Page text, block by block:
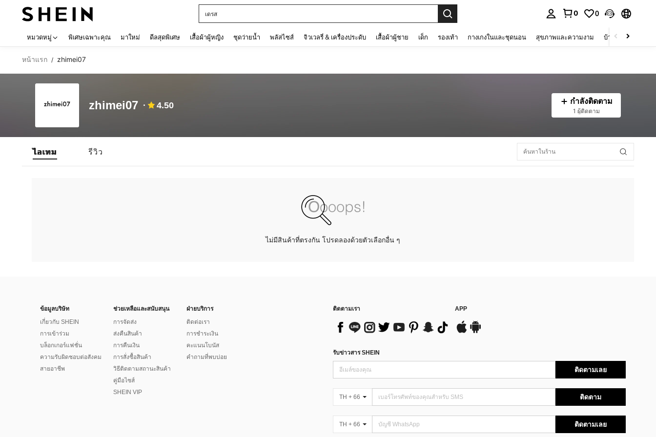
เดรส
0 0
หมวดหมู่ พิเศษเฉพาะคุณ มาใหม่ ดีลสุดพิเศษ เสื้อผ้าผู้หญิง ชุดว่ายน้ำ พลัสไซส์ จิวเวลรี่ & เครื่องประดับ เสื้อผ้าผู้ชาย เด็ก รองเท้า กางเกงในและชุดนอน สุขภาพและความงาม บ้านและที่อยู่อาศัย
หน้าแรก / zhimei07
zhimei07 4.50 กำลังติดตาม
1 ผู้ติดตาม
ไอเทม รีวิว
ไม่มีสินค้าที่ตรงกัน โปรดลองด้วยตัวเลือกอื่น ๆ
ข้อมูลบริษัท
เกี่ยวกับ SHEIN
การเข้าร่วม
บล็อกเกอร์แฟชั่น
ความรับผิดชอบต่อสังคม
สายอาชีพ
ช่วยเหลือและสนับสนุน
การจัดส่ง
ส่งคืนสินค้า
การคืนเงิน
การสั่งซื้อสินค้า
วิธีติดตามสถานะสินค้า
คู่มือไซส์
SHEIN VIP
ฝ่ายบริการ
ติดต่อเรา
การชำระเงิน
คะแนนโบนัส
คำถามที่พบบ่อย
ติดตามเรา APP
รับข่าวสาร SHEIN
ติดตามเลย
TH + 66 ติดตาม
TH + 66 ติดตามเลย